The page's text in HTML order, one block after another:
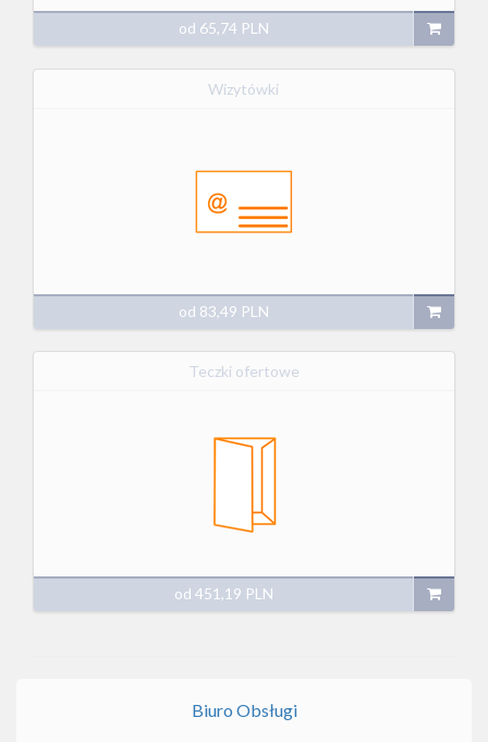
od 65,74PLN
Wizytówki
od 83,49 PLN
Teczki ofertowe
od 451,19 PLN
Biuro Obsługi